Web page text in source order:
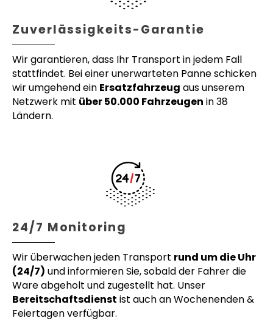
Zuverlässigkeits-Garantie
Wir garantieren, dass Ihr Transport in jedem Fall
stattfindet. Bei einer unerwarteten Panne schicken
wir umgehend ein Ersatzfahrzeug aus unserem
Netzwerk mit über 50.000 Fahrzeugen in 38
Ländern.
24/7 Monitoring
Wir überwachen jeden Transport rund um die Uhr
(24/7) und informieren Sie, sobald der Fahrer die
Ware abgeholt und zugestellt hat. Unser
Bereitschaftsdienst ist auch an Wochenenden &
Feiertagen verfügbar.